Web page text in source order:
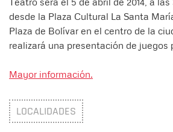
desde la Plaza Cultural La Santa
Plaza de Bolívar en el centro de la
realizará una presentación de juegos
Mayor información.
LOCALIDADES